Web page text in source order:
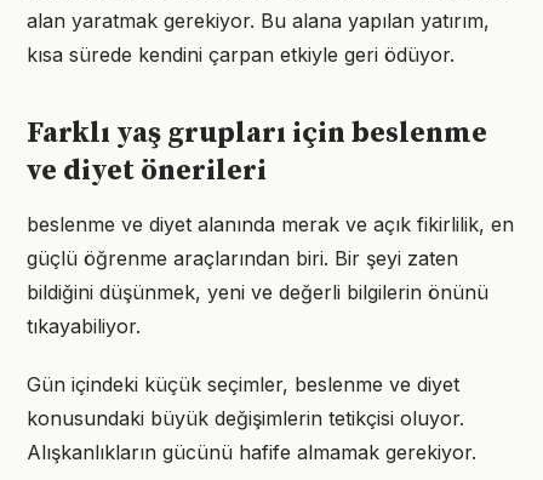
alan yaratmak gerekiyor. Bu alana yapılan yatırım,
kısa sürede kendini çarpan etkiyle geri ödüyor.
Farklı yaş grupları için beslenme
ve diyet önerileri
beslenme ve diyet alanında merak ve açık fikirlilik, en
güçlü öğrenme araçlarından biri. Bir şeyi zaten
bildiğini düşünmek, yeni ve değerli bilgilerin önünü
tıkayabiliyor.
Gün içindeki küçük seçimler, beslenme ve diyet
konusundaki büyük değişimlerin tetikçisi oluyor.
Alışkanlıkların gücünü hafife almamak gerekiyor.